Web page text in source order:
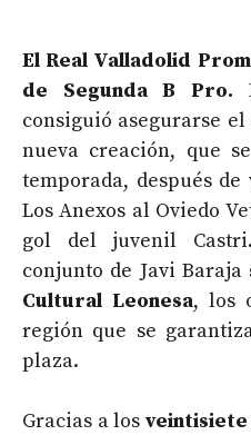
El Real Valladolid
de Segunda B Pro.
consiguió asegurarse
nueva creación, que
temporada, después
Los Anexos al Oviedo
gol del juvenil
conjunto de Javi Baraja
Cultural Leonesa, los
región que se
plaza.
Gracias a los